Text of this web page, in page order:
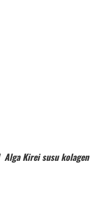
Alga Kirei susu kolagen